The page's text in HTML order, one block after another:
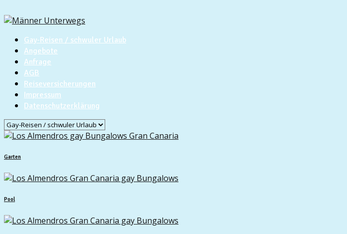
Gay-Reisen / schwuler Urlaub
Angebote
Anfrage
AGB
Reiseversicherungen
Impressum
Datenschutzerklärung
Garten
Pool